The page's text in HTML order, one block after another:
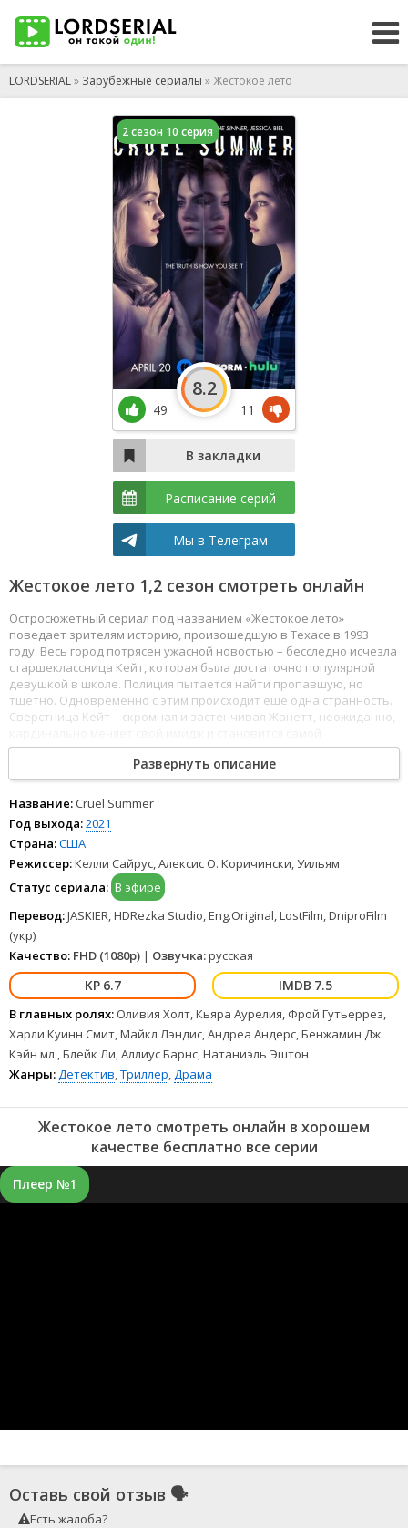
LORDSERIAL» Зарубежные сериалы » Жестокое лето
Жестокое лето 1,2 сезон смотреть онлайн
Остросюжетный сериал под названием «Жестокое лето»
поведает зрителям историю, произошедшую в Техасе в 1993
году. Весь город потрясен ужасной новостью – бесследно исчезла
старшеклассница Кейт, которая была достаточно популярной
девушкой в школе. Полиция пытается найти пропавшую, но
тщетно. Одновременно с этим происходит еще одна странность.
Сверстница Кейт – скромная и застенчивая Жанетт, неожиданно,
привлекательной в школе. Неужели она как-то связана с
исчезновением одноклассницы? Смотреть Жестокое лето все
серии сериала подряд онлайн бесплатно в хорошем качестве
онлайн FullHD 1080p полностью на русском языке и на любых
Развернуть описание
Название: Cruel Summer
Год выхода:2021
Страна:США
Режиссер:Келли Сайрус, Алексис О. Коричински, Уильям
Статус сериала: В эфире
Перевод:JASKIER, HDRezka Studio, Eng.Original, LostFilm, DniproFilm
(укр)
Качество: FHD (1080p) | Озвучка:русская
6.7 7.5
В главных ролях: Оливия Холт, Кьяра Аурелия, Фрой Гутьеррез,
Харли Куинн Смит, Майкл Лэндис, Андреа Андерс, Бенжамин Дж.
Кэйн мл., Блейк Ли, Аллиус Барнс, Натаниэль Эштон
Жанры:Детектив,Триллер,Драма
2 сезон 10 серия
49
8.2
11
Расписание серий
Мы в Телеграм
Жестокое лето смотреть онлайн в хорошем
качестве бесплатно все серии
Плеер №1
Оставь свой отзыв 🗣
Есть жалоба?